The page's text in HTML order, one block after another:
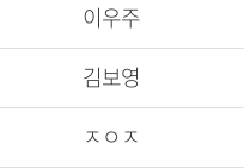
이우주
김보영
ㅈㅇㅈ